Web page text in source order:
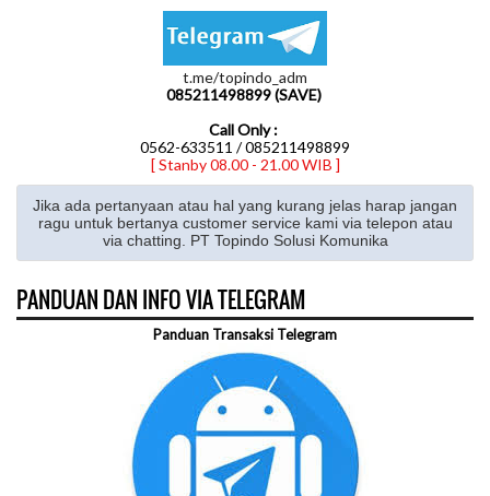
t.me/topindo_adm
085211498899 (SAVE)
Call Only :
0562-633511 / 085211498899
[ Stanby 08.00 - 21.00 WIB ]
Jika ada pertanyaan atau hal yang kurang jelas harap jangan
ragu untuk bertanya customer service kami via telepon atau
via chatting. PT Topindo Solusi Komunika
PANDUAN DAN INFO VIA TELEGRAM
Panduan Transaksi Telegram